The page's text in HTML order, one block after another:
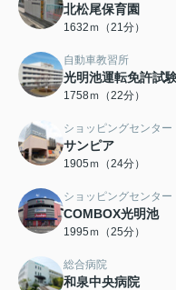
北松尾保育園
1632ｍ（21分）
自動車教習所
光明池運転免許試
1758ｍ（22分）
ショッピングセンター
サンピア
1905ｍ（24分）
ショッピングセンター
COMBOX光明池
1995ｍ（25分）
総合病院
和泉中央病院